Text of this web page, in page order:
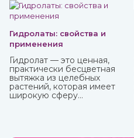
безопасным для взрослых,
Купить чаванпраш
вы можете в интернет-
Гидролаты: свойства и
применения
Гидролат — это ценная,
практически бесцветная
вытяжка из целебных
растений, которая имеет
широкую сферу